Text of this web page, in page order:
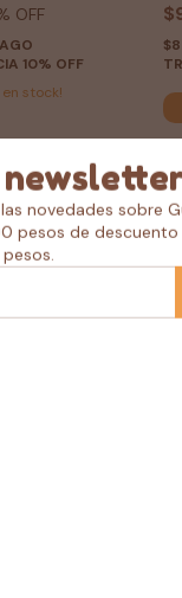
OFF
10% OFF
en stock!
novedades sobre
pesos de